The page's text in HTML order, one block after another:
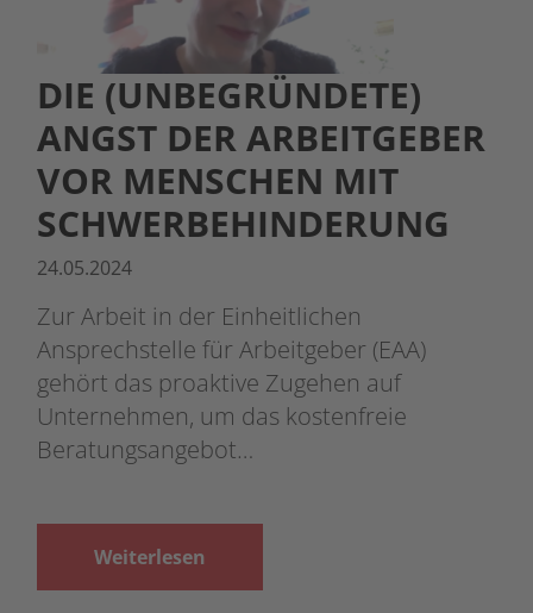
DIE (UNBEGRÜNDETE)
ANGST DER ARBEITGEBER
VOR MENSCHEN MIT
SCHWERBEHINDERUNG
24.05.2024
Zur Arbeit in der Einheitlichen
Ansprechstelle für Arbeitgeber (EAA)
gehört das proaktive Zugehen auf
Unternehmen, um das kostenfreie
Beratungsangebot…
Weiterlesen